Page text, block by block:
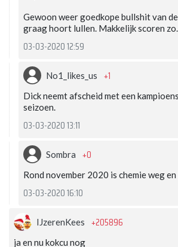
Gewoon weer goedkope bullshit van
graag hoort lullen. Makkelijk scoren
03-03-2020 12:59
No1_likes_us +1
Dick neemt afscheid met een
seizoen.
03-03-2020 13:11
Sombra +0
Rond november 2020 is chemie weg
03-03-2020 16:10
IJzerenKees +205896
ja en nu kokcu nog